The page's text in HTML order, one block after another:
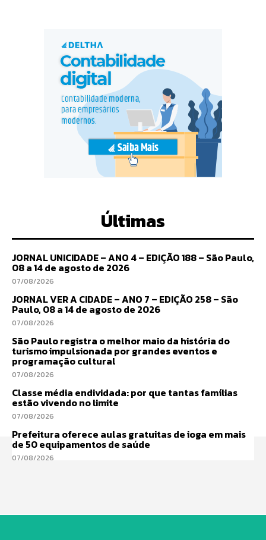
Últimas
JORNAL UNICIDADE – ANO 4 – EDIÇÃO 188 – São Paulo,
08 a 14 de agosto de 2026
07/08/2026
JORNAL VER A CIDADE – ANO 7 – EDIÇÃO 258 – São
Paulo, 08 a 14 de agosto de 2026
07/08/2026
São Paulo registra o melhor maio da história do
turismo impulsionada por grandes eventos e
programação cultural
07/08/2026
Classe média endividada: por que tantas famílias
estão vivendo no limite
07/08/2026
Prefeitura oferece aulas gratuitas de ioga em mais
de 50 equipamentos de saúde
07/08/2026